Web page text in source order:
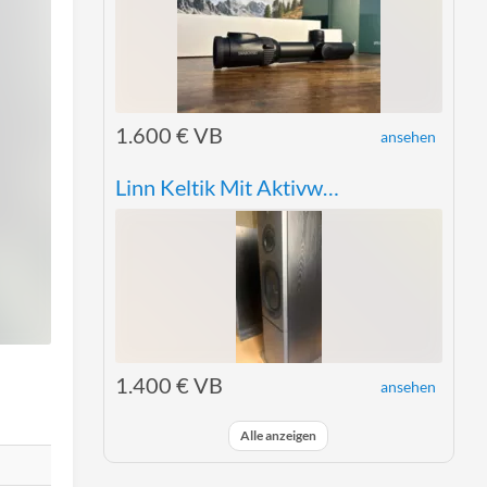
1.600 € VB ansehen
Linn Keltik Mit Aktivweiche
1.400 € VB ansehen
Alle anzeigen